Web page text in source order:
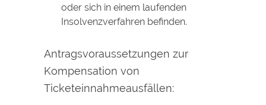
oder sich in einem laufenden
Insolvenzverfahren befinden.
Antragsvoraussetzungen zur
Kompensation von
Ticketeinnahmeausfällen: